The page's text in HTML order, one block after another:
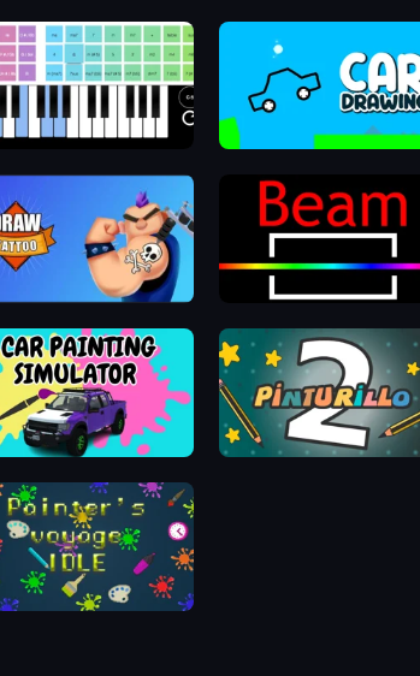
Online Piano
Tattoo
Painting Simulator Pinturillo 2
Voyage Idle